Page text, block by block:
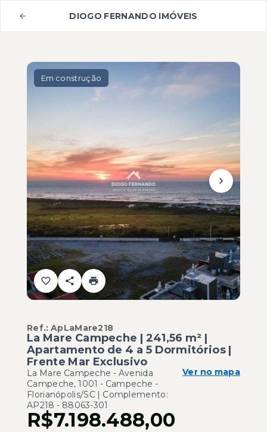
DIOGO FERNANDO IMÓVEIS
Em construção
Ref.:ApLaMare218
La Mare Campeche | 241,56 m² |
Apartamento de 4 a 5 Dormitórios |
Frente Mar Exclusivo
La Mare Campeche - Avenida
Campeche, 1001 - Campeche -
Florianópolis/SC | Complemento:
AP218 - 88063-301
Ver no mapa
R$7.198.488,00